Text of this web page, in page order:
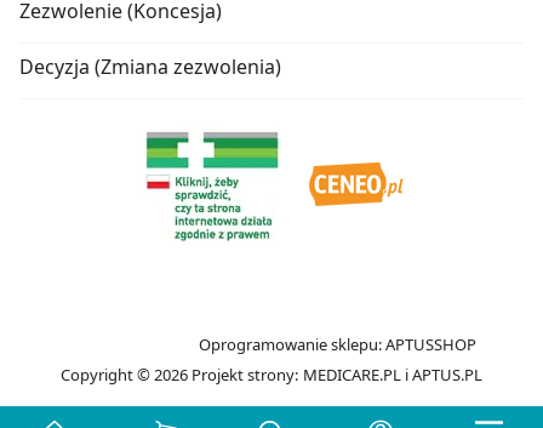
Zezwolenie (Koncesja)
Decyzja (Zmiana zezwolenia)
Copyright © 2026
Oprogramowanie sklepu:APTUSSHOP
Projekt strony: MEDICARE.PL iAPTUS.PL